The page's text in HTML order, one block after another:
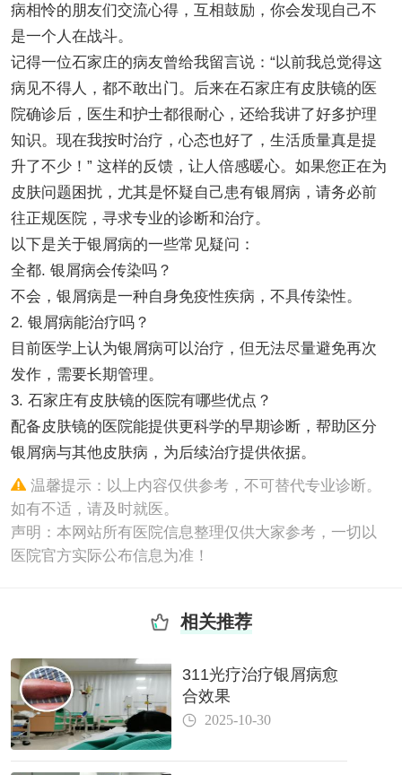
病相怜的朋友们交流心得，互相鼓励，你会发现自己不
是一个人在战斗。
记得一位石家庄的病友曾给我留言说：“以前我总觉得这
病见不得人，都不敢出门。后来在石家庄有皮肤镜的医
院确诊后，医生和护士都很耐心，还给我讲了好多护理
知识。现在我按时治疗，心态也好了，生活质量真是提
升了不少！” 这样的反馈，让人倍感暖心。如果您正在为
皮肤问题困扰，尤其是怀疑自己患有银屑病，请务必前
往正规医院，寻求专业的诊断和治疗。
以下是关于银屑病的一些常见疑问：
全都. 银屑病会传染吗？
不会，银屑病是一种自身免疫性疾病，不具传染性。
2. 银屑病能治疗吗？
目前医学上认为银屑病可以治疗，但无法尽量避免再次
发作，需要长期管理。
3. 石家庄有皮肤镜的医院有哪些优点？
配备皮肤镜的医院能提供更科学的早期诊断，帮助区分
银屑病与其他皮肤病，为后续治疗提供依据。
温馨提示：以上内容仅供参考，不可替代专业诊断。
如有不适，请及时就医。
声明：本网站所有医院信息整理仅供大家参考，一切以
医院官方实际公布信息为准！
相关推荐
311光疗治疗银屑病愈
合效果
2025-10-30